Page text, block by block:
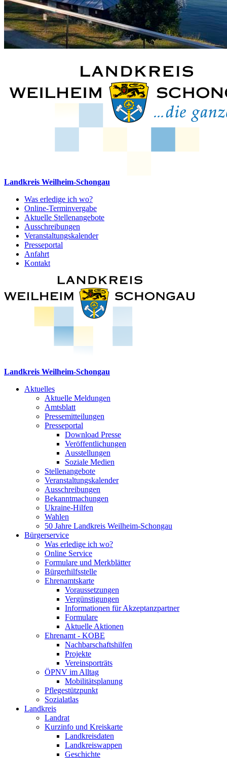
Landkreis Weilheim-Schongau
Was erledige ich wo?
Online-Terminvergabe
Aktuelle Stellenangebote
Ausschreibungen
Veranstaltungskalender
Presseportal
Anfahrt
Kontakt
Landkreis Weilheim-Schongau
Aktuelles
Aktuelle Meldungen
Amtsblatt
Pressemitteilungen
Presseportal
Download Presse
Veröffentlichungen
Ausstellungen
Soziale Medien
Stellenangebote
Veranstaltungskalender
Ausschreibungen
Bekanntmachungen
Ukraine-Hilfen
Wahlen
50 Jahre Landkreis Weilheim-Schongau
Bürgerservice
Was erledige ich wo?
Online Service
Formulare und Merkblätter
Bürgerhilfsstelle
Ehrenamtskarte
Voraussetzungen
Vergünstigungen
Informationen für Akzeptanzpartner
Formulare
Aktuelle Aktionen
Ehrenamt - KOBE
Nachbarschaftshilfen
Projekte
Vereinsporträts
ÖPNV im Alltag
Mobilitätsplanung
Pflegestützpunkt
Sozialatlas
Landkreis
Landrat
Kurzinfo und Kreiskarte
Landkreisdaten
Landkreiswappen
Geschichte